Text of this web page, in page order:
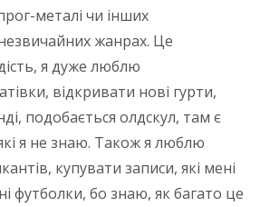
металі чи інших
жанрах. Це
я дуже люблю
відкривати нові гурти,
подобається олдскул, там є
я не знаю. Також я люблю
купувати записи, які мені
футболки, бо знаю, як багато це